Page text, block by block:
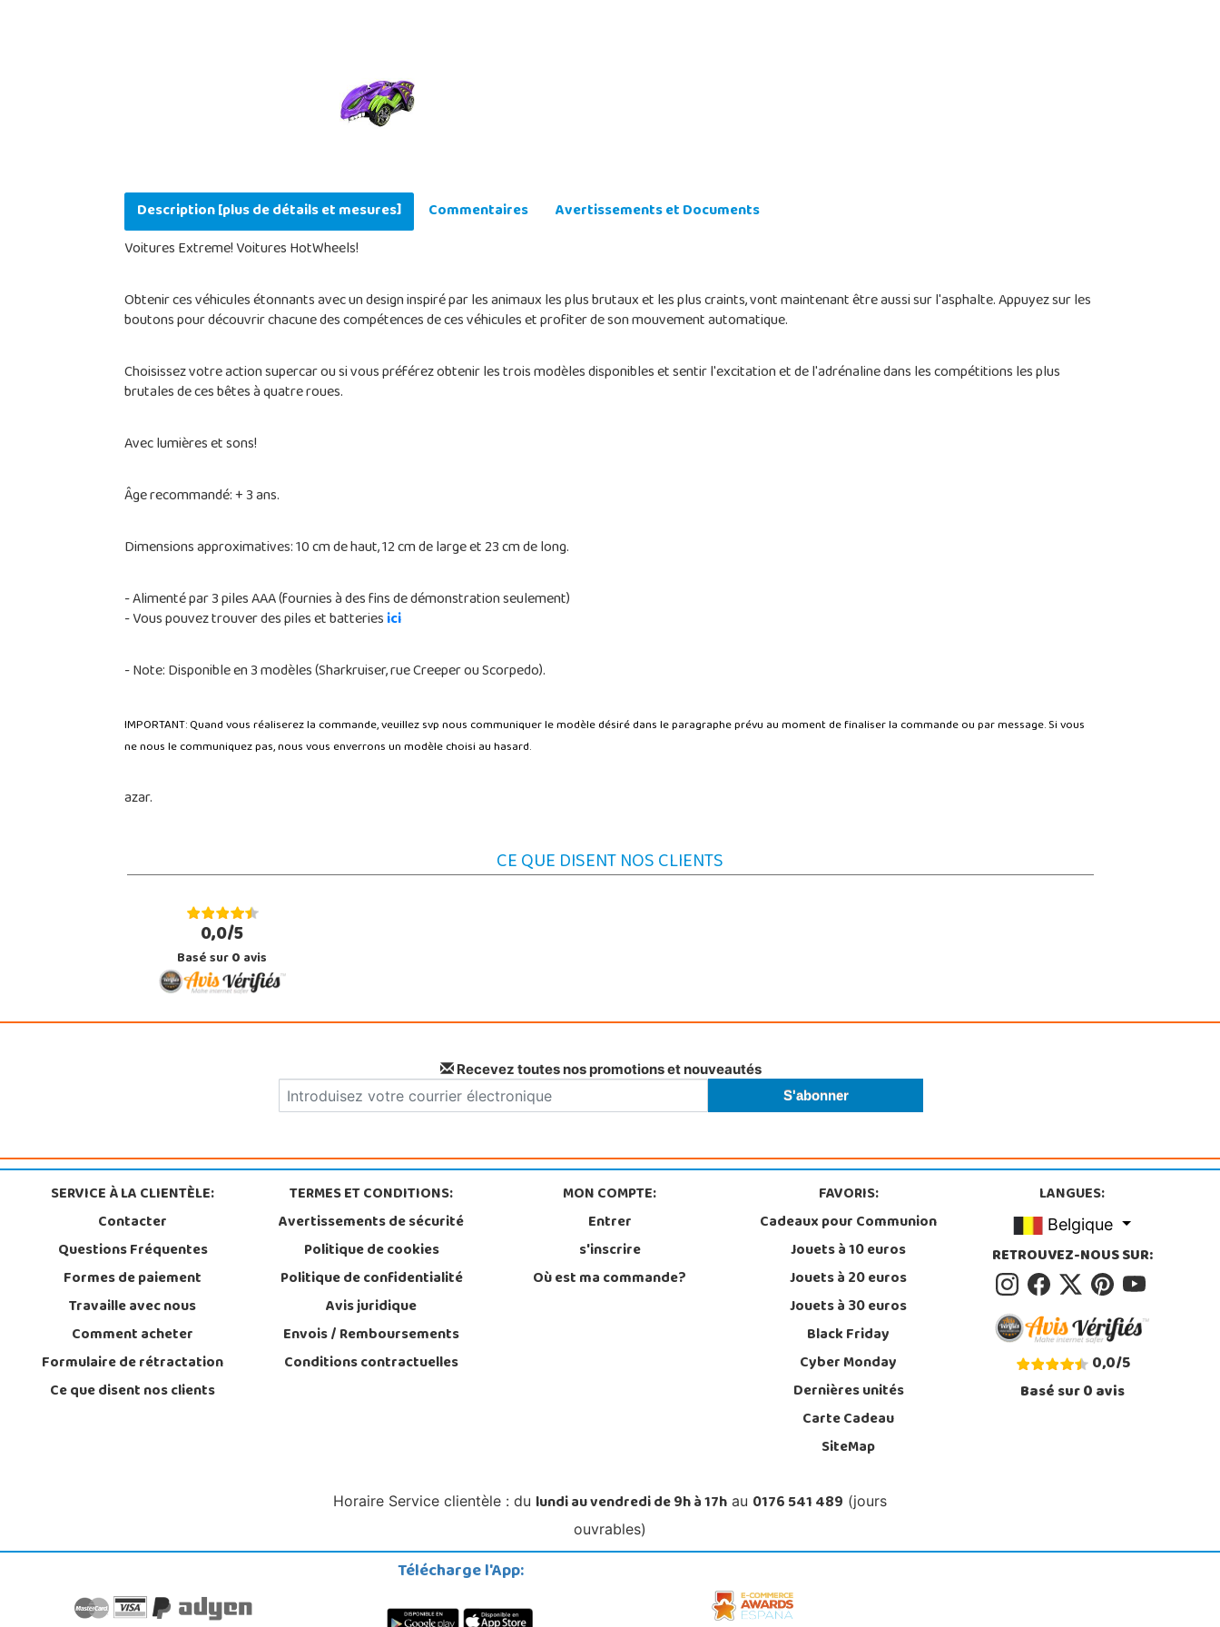
Description [plus de détails et mesures] Commentaires
Avertissements et Documents
Voitures Extreme! Voitures HotWheels!
Obtenir ces véhicules étonnants avec un design inspiré par les animaux les plus brutaux et les plus craints, vont maintenant être aussi sur l'asphalte. Appuyez sur les
boutons pour découvrir chacune des compétences de ces véhicules et profiter de son mouvement automatique.
Choisissez votre action supercar ou si vous préférez obtenir les trois modèles disponibles et sentir l'excitation et de l'adrénaline dans les compétitions les plus
brutales de ces bêtes à quatre roues.
Avec lumières et sons!
Âge recommandé: + 3 ans.
Dimensions approximatives: 10 cm de haut, 12 cm de large et 23 cm de long.
- Alimenté par 3 piles AAA (fournies à des fins de démonstration seulement)
- Vous pouvez trouver des piles et batteriesici
- Note: Disponible en 3 modèles (Sharkruiser, rue Creeper ou Scorpedo).
IMPORTANT: Quand vous réaliserez la commande, veuillez svp nous communiquer le modèle désiré dans le paragraphe prévu au moment de finaliser la commande ou par message. Si vous
ne nous le communiquez pas, nous vous enverrons un modèle choisi au hasard.
azar.
CE QUE DISENT NOS CLIENTS
0,0/5
Basé sur0avis
Recevez toutes nos promotions et nouveautés
SERVICE À LA CLIENTÈLE:
Contacter
Questions Fréquentes
Formes de paiement
Travaille avec nous
Comment acheter
Formulaire de rétractation
Ce que disent nos clients
TERMES ET CONDITIONS:
Avertissements de sécurité
Politique de cookies
Politique de confidentialité
Avis juridique
Envois / Remboursements
Conditions contractuelles
MON COMPTE:
Entrer
s'inscrire
Où est ma commande?
FAVORIS:
Cadeaux pour Communion
Jouets à 10 euros
Jouets à 20 euros
Jouets à 30 euros
Black Friday
Cyber Monday
Dernières unités
Carte Cadeau
SiteMap
LANGUES:
Belgique
RETROUVEZ-NOUS SUR:
0,0/5
Basé sur0avis
Horaire Service clientèle : du lundi au vendredi de 9h à 17h au 0176 541 489 (jours
ouvrables)
Télécharge l'App: